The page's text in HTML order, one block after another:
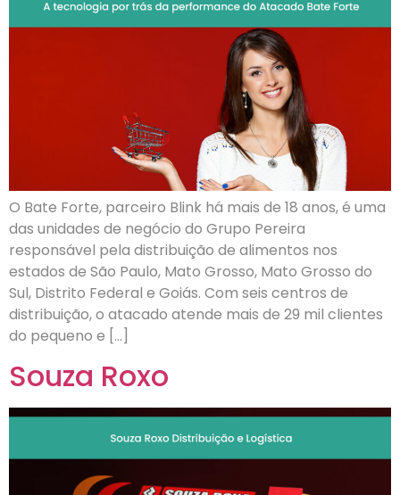
O Bate Forte, parceiro Blink há mais de 18 anos, é uma
das unidades de negócio do Grupo Pereira
responsável pela distribuição de alimentos nos
estados de São Paulo, Mato Grosso, Mato Grosso do
Sul, Distrito Federal e Goiás. Com seis centros de
distribuição, o atacado atende mais de 29 mil clientes
do pequeno e […]
Souza Roxo